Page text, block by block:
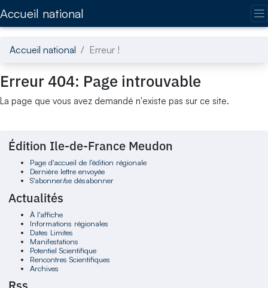
Accueil national
Accueil national Erreur !
Erreur 404: Page introuvable
La page que vous avez demandé n'existe pas sur ce site.
Édition Ile-de-France Meudon
Page d'accueil de l'édition régionale
Dernière lettre envoyée
S'abonner/se désabonner
Actualités
À l'affiche
Informations régionales
Dates Limites
Manifestations
Potentiel Scientifique
Rencontres Scientifiques
Archives